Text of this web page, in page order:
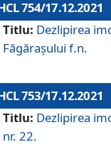
754/17.12.2021
Titlu: Dezlipirea
Făgărașului f.n.
753/17.12.2021
Titlu: Dezlipirea
nr. 22.